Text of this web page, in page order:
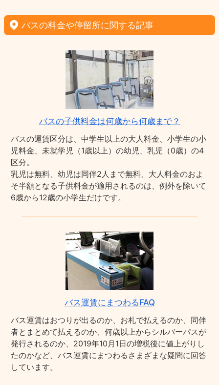
バスの料金や停留所に関する記事
バスの子供料金は何歳から何歳まで？
バスの運賃区分は、中学生以上の大人料金、小学生の小
児料金、未就学児（1歳以上）の幼児、乳児（0歳）の4
区分。
乳児は無料、幼児は同伴2人まで無料、大人料金のおよ
そ半額となる子供料金が適用されるのは、例外を除いて
6歳から12歳の小学生だけです。
バス運賃にまつわるFAQ
バス運賃はおつりが出るのか、お札で払えるのか、同伴
者とまとめて払えるのか、何歳以上からシルバーパスが
発行されるのか、2019年10月1日の増税後に値上がりし
たのかなど、バス運賃にまつわるさまざまな疑問に回答
しています。